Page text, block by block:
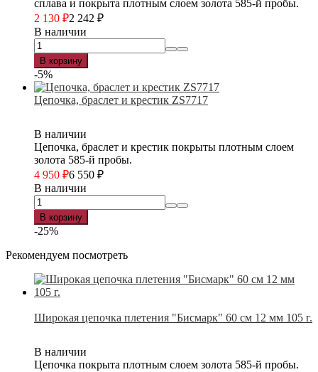
сплава и покрыта плотным слоем золота 585-й пробы.
2 130 ₽2 242 ₽
В наличии
В корзину
-5%
Цепочка, браслет и крестик ZS7717
В наличии
Цепочка, браслет и крестик покрыты плотным слоем
золота 585-й пробы.
4 950 ₽6 550 ₽
В наличии
В корзину
-25%
Рекомендуем посмотреть
Широкая цепочка плетения "Бисмарк" 60 см 12 мм 105 г.
В наличии
Цепочка покрыта плотным слоем золота 585-й пробы.